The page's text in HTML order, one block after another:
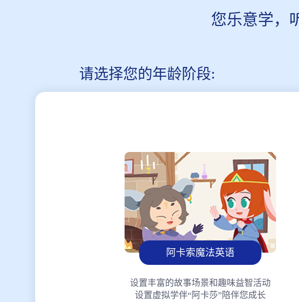
您乐意学，
请选择您的年龄阶段:
阿卡索魔法英语
设置丰富的故事场景和趣味益智活动
设置虚拟学伴“阿卡莎”陪伴您成长